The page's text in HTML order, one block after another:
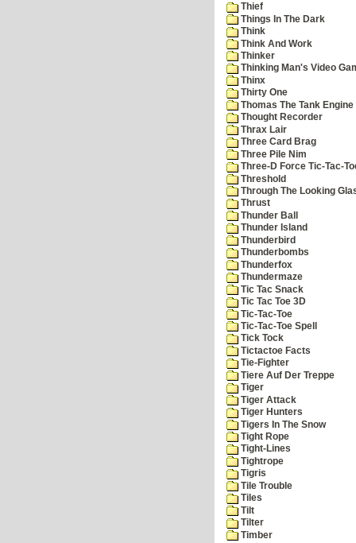
Thief
Things In The Dark
Think
Think And Work
Thinker
Thinking Man's Video
Thinx
Thirty One
Thomas The Tank Engine
Thought Recorder
Thrax Lair
Three Card Brag
Three Pile Nim
Three-D Force Tic-Tac-
Threshold
Through The Looking
Thrust
Thunder Ball
Thunder Island
Thunderbird
Thunderbombs
Thunderfox
Thundermaze
Tic Tac Snack
Tic Tac Toe 3D
Tic-Tac-Toe
Tic-Tac-Toe Spell
Tick Tock
Tictactoe Facts
Tie-Fighter
Tiere Auf Der Treppe
Tiger
Tiger Attack
Tiger Hunters
Tigers In The Snow
Tight Rope
Tight-Lines
Tightrope
Tigris
Tile Trouble
Tiles
Tilt
Tilter
Timber